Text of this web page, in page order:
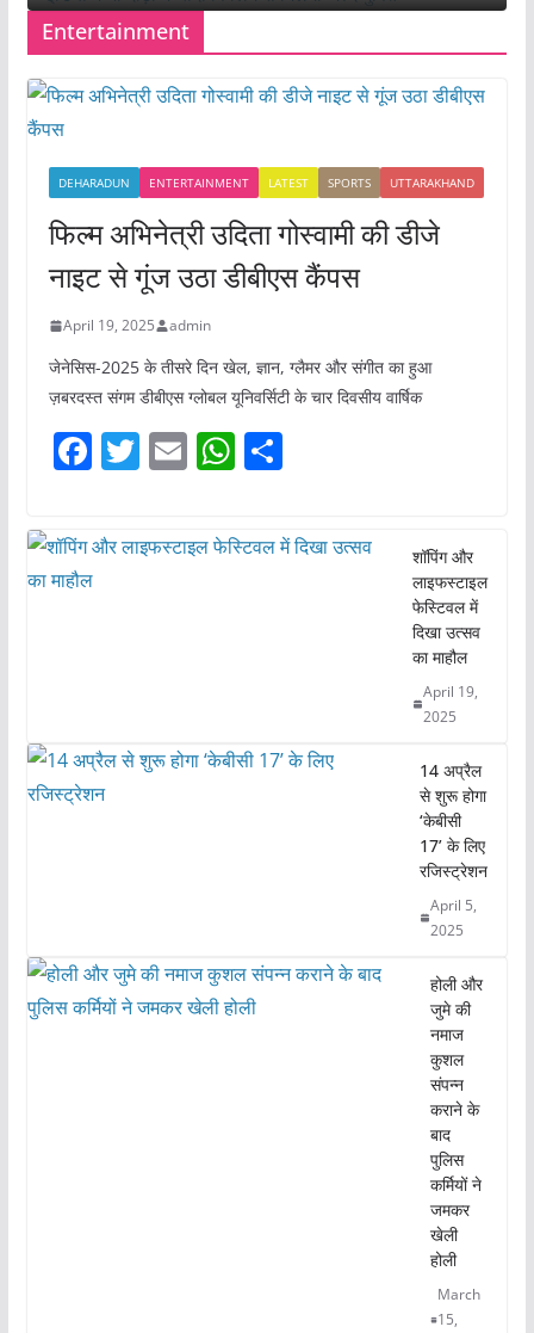
Entertainment
DEHARADUN ENTERTAINMENT LATEST SPORTS UTTARAKHAND
फिल्म अभिनेत्री उदिता गोस्वामी की डीजे
नाइट से गूंज उठा डीबीएस कैंपस
April 19, 2025 admin
जेनेसिस-2025 के तीसरे दिन खेल, ज्ञान, ग्लैमर और संगीत का हुआ
ज़बरदस्त संगम डीबीएस ग्लोबल यूनिवर्सिटी के चार दिवसीय वार्षिक
F
c
e
b
T
er
E
ai
l
W
at
s
S
ar
e
शॉपिंग और
लाइफस्टाइल
फेस्टिवल में
दिखा उत्सव
का माहौल
April 19,
2025
14 अप्रैल
से शुरू होगा
‘केबीसी
17’ के लिए
रजिस्ट्रेशन
April 5,
2025
होली और
जुमे की
नमाज
कुशल
संपन्न
कराने के
बाद
पुलिस
कर्मियों ने
जमकर
खेली
होली
March
15,